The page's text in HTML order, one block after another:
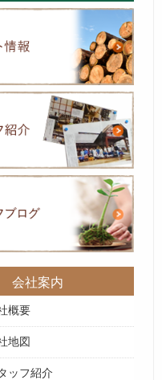
会社案内
概要
地図
ッフ紹介